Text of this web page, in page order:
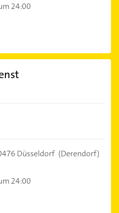
24:00
Düsseldorf (Derendorf)
24:00